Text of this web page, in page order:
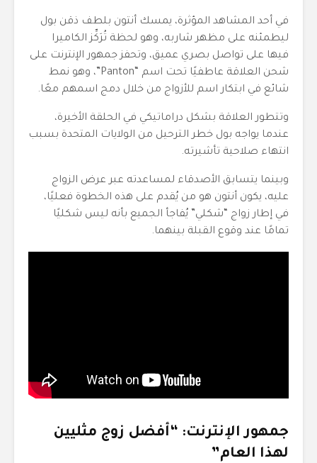
في أحد المشاهد المؤثرة، يمسك أنتون بلطف ذقن بول
ليطمئنه على مظهر شاربه، وهو لحظة تُرَكِّز الكاميرا
فيها على تواصل بصري عميق، وتحفز جمهور الإنترنت على
شحن العلاقة عاطفيًا تحت اسم “Panton”، وهو نمط
شائع في ابتكار اسم للأزواج من خلال دمج اسمهم معًا.
وتتطور العلاقة بشكل دراماتيكي في الحلقة الأخيرة،
عندما يواجه بول خطر الترحيل من الولايات المتحدة بسبب
انتهاء صلاحية تأشيرته.
وبينما يتسابق الأصدقاء لمساعدته عبر عرض الزواج
عليه، يكون أنتون هو من يُقدم على هذه الخطوة فعليًا،
في إطار زواج “شكلي” يُفاجأ الجميع بأنه ليس شكليًا
تمامًا عند وقوع القبلة بينهما.
جمهور الإنترنت: “أفضل زوج مثليين
لهذا العام”